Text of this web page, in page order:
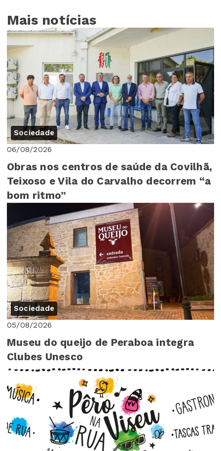
Mais notícias
Sociedade
06/08/2026
Obras nos centros de saúde da Covilhã,
Teixoso e Vila do Carvalho decorrem “a
bom ritmo”
Sociedade
05/08/2026
Museu do queijo de Peraboa integra
Clubes Unesco